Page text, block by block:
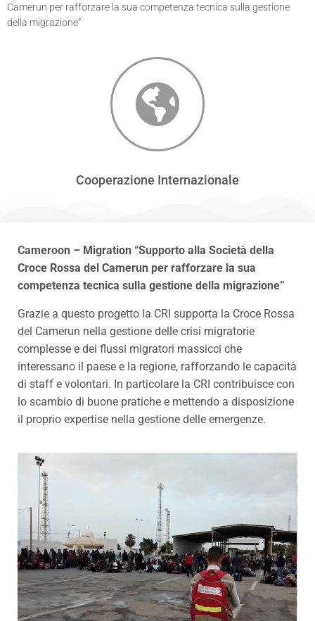
Camerun per rafforzare la sua competenza tecnica sulla gestione
della migrazione”
Cooperazione Internazionale
Cameroon – Migration “Supporto alla Società della
Croce Rossa del Camerun per rafforzare la sua
competenza tecnica sulla gestione della migrazione”
Grazie a questo progetto la CRI supporta la Croce Rossa
del Camerun nella gestione delle crisi migratorie
complesse e dei flussi migratori massicci che
interessano il paese e la regione, rafforzando le capacità
di staff e volontari. In particolare la CRI contribuisce con
lo scambio di buone pratiche e mettendo a disposizione
il proprio expertise nella gestione delle emergenze.